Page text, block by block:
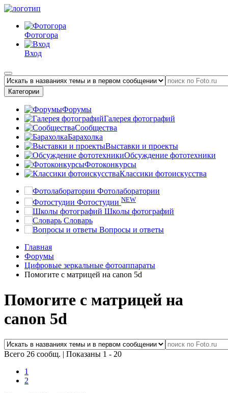
Фотогора
Вход
Категории
Форумы
Галерея фотографий
Сообщества
Барахолка
Выставки и проекты
Обсуждение фототехники
Фотоконкурсы
Классики фотоискусства
Фотолаборатории
Фотостудии NEW
Школы фотографий
Словарь
Вопросы и ответы
Главная
Форумы
Цифровые зеркальные фотоаппараты
Помогите с матрицей на canon 5d
Помогите с матрицей на
canon 5d
Всего 26 сообщ. | Показаны 1 - 20
1
2